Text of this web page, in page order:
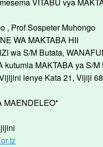
VITABU vya
, Prof Sospeter Muhongo
WA MAKTABA HII
wa S/M Butata,
kutumia MAKTABA ya S/
lenye Kata 21, Vijiji
MAENDELEO*